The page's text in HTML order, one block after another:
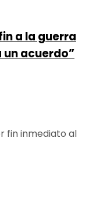
a la guerra
un acuerdo”
fin inmediato al